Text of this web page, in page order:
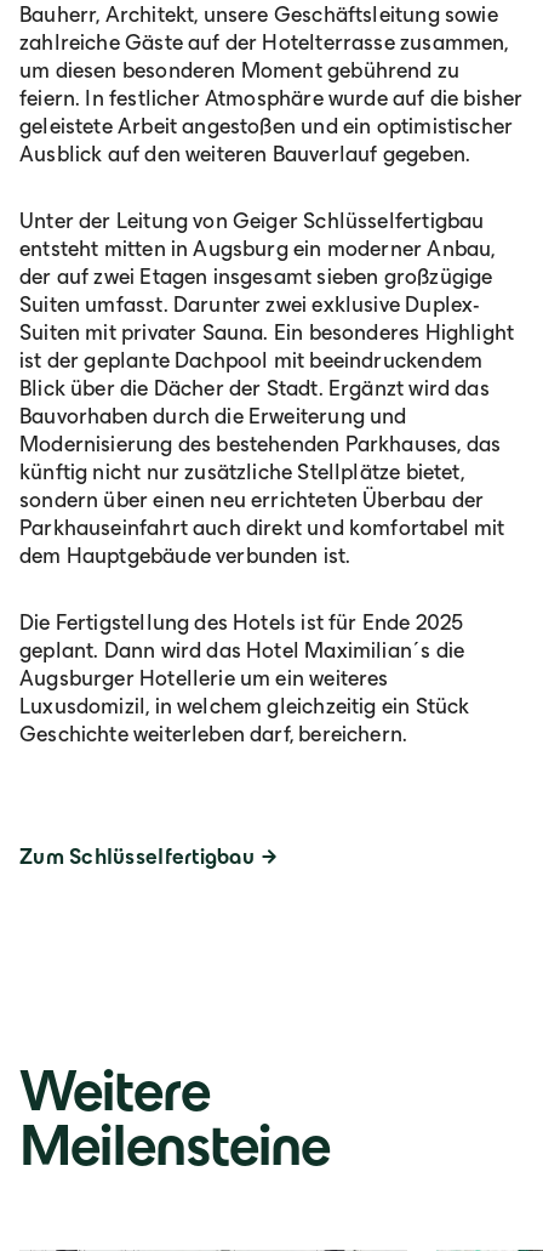
Zum Schlüsselfertigbau
Bauherr, Architekt, unsere Geschäftsleitung sowie
zahlreiche Gäste auf der Hotelterrasse zusammen,
um diesen besonderen Moment gebührend zu
feiern. In festlicher Atmosphäre wurde auf die bisher
geleistete Arbeit angestoßen und ein optimistischer
Ausblick auf den weiteren Bauverlauf gegeben.
Unter der Leitung von Geiger Schlüsselfertigbau
entsteht mitten in Augsburg ein moderner Anbau,
der auf zwei Etagen insgesamt sieben großzügige
Suiten umfasst. Darunter zwei exklusive Duplex-
Suiten mit privater Sauna. Ein besonderes Highlight
ist der geplante Dachpool mit beeindruckendem
Blick über die Dächer der Stadt. Ergänzt wird das
Bauvorhaben durch die Erweiterung und
Modernisierung des bestehenden Parkhauses, das
künftig nicht nur zusätzliche Stellplätze bietet,
sondern über einen neu errichteten Überbau der
Parkhauseinfahrt auch direkt und komfortabel mit
dem Hauptgebäude verbunden ist.
Die Fertigstellung des Hotels ist für Ende 2025
geplant. Dann wird das Hotel Maximilian´s die
Augsburger Hotellerie um ein weiteres
Luxusdomizil, in welchem gleichzeitig ein Stück
Geschichte weiterleben darf, bereichern.
Weitere
Meilensteine